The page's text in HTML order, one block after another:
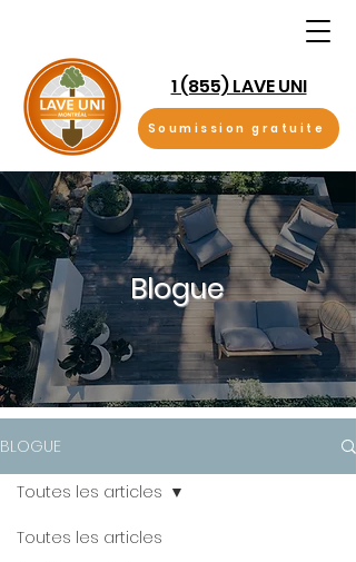
Soumission gratuite
1 (855) LAVE UNI
Blogue
BLOGUE
Toutes les articles
Toutes les articles